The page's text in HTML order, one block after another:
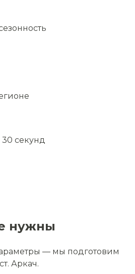
30 секунд
нужны
— мы подготовим
Аркач.